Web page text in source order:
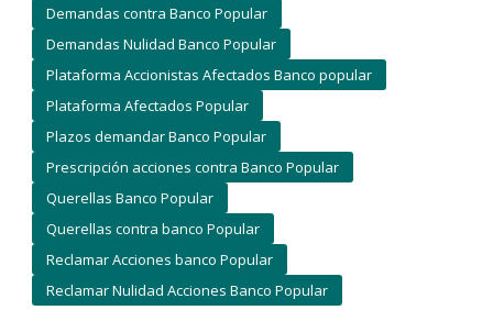
Demandas contra Banco Popular
Demandas Nulidad Banco Popular
Plataforma Accionistas Afectados Banco popular
Plataforma Afectados Popular
Plazos demandar Banco Popular
Prescripción acciones contra Banco Popular
Querellas Banco Popular
Querellas contra banco Popular
Reclamar Acciones banco Popular
Reclamar Nulidad Acciones Banco Popular